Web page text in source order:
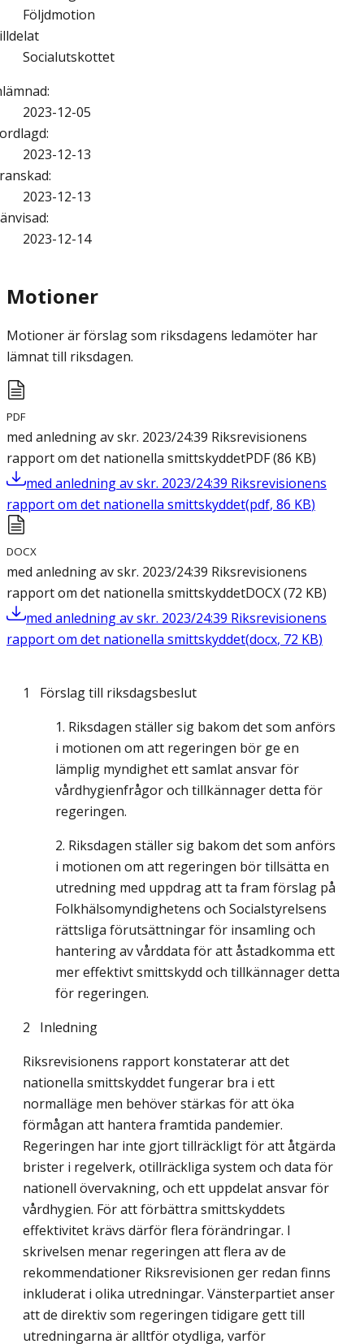
Följdmotion
Socialutskottet
:
2023-12-05
:
2023-12-13
:
2023-12-13
:
2023-12-14
Motioner
Motioner är förslag som riksdagens ledamöter har
lämnat till riksdagen.
PDF
med anledning av skr. 2023/24:39 Riksrevisionens
rapport om det nationella smittskyddetPDF(86 KB)
med anledning av skr. 2023/24:39 Riksrevisionens
rapport om det nationella smittskyddet(pdf, 86 KB)
DOCX
med anledning av skr. 2023/24:39 Riksrevisionens
rapport om det nationella smittskyddetDOCX(72 KB)
med anledning av skr. 2023/24:39 Riksrevisionens
rapport om det nationella smittskyddet(docx, 72 KB)
1 Förslag till riksdagsbeslut
Riksdagen ställer sig bakom det som anförs
i motionen om att regeringen bör ge en
lämplig myndighet ett samlat ansvar för
vårdhygienfrågor och tillkännager detta för
regeringen.
Riksdagen ställer sig bakom det som anförs
i motionen om att regeringen bör tillsätta en
utredning med uppdrag att ta fram förslag på
Folkhälsomyndighetens och Socialstyrelsens
rättsliga förutsättningar för insamling och
hantering av vårddata för att åstadkomma ett
mer effektivt smittskydd och tillkännager detta
för regeringen.
2 Inledning
Riksrevisionens rapport konstaterar att det
nationella smittskyddet fungerar bra i ett
normalläge men behöver stärkas för att öka
förmågan att hantera framtida pandemier.
Regeringen har inte gjort tillräckligt för att åtgärda
brister i regelverk, otillräckliga system och data för
nationell övervakning, och ett uppdelat ansvar för
vårdhygien. För att förbättra smittskyddets
effektivitet krävs därför flera förändringar. I
skrivelsen menar regeringen att flera av de
rekommendationer Riksrevisionen ger redan finns
inkluderat i olika utredningar. Vänsterpartiet anser
att de direktiv som regeringen tidigare gett till
utredningarna är alltför otydliga, varför